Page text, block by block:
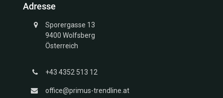
Adresse
Sporergasse 13
9400 Wolfsberg
Österreich
+43 4352 513 12
office@primus-trendline.at